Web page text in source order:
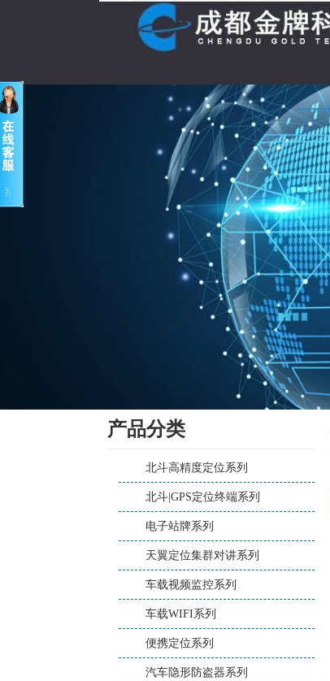
产品分类
北斗高精度定位系列
北斗|GPS定位终端系列
电子站牌系列
天翼定位集群对讲系列
车载视频监控系列
车载WIFI系列
便携定位系列
汽车隐形防盗器系列